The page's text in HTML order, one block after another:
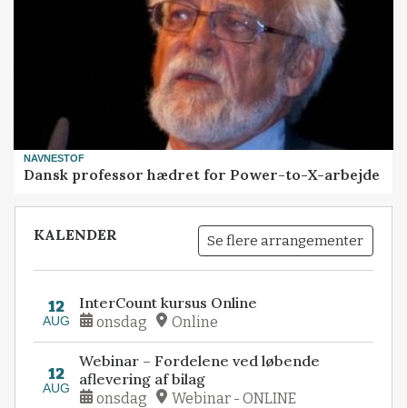
NAVNESTOF
Dansk professor hædret for Power-to-X-arbejde
KALENDER Se flere arrangementer
12
AUG
InterCount kursus Online
onsdag Online
12
AUG
Webinar – Fordelene ved løbende
aflevering af bilag
onsdag Webinar - ONLINE